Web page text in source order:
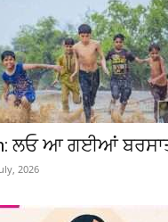
ਲਓ ਆ ਗਈਆਂ
2026